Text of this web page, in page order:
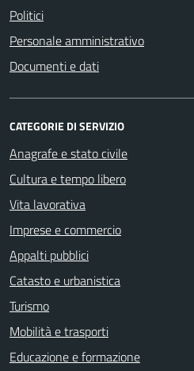
Politici
Personale amministrativo
Documenti e dati
CATEGORIE DI SERVIZIO
Anagrafe e stato civile
Cultura e tempo libero
Vita lavorativa
Imprese e commercio
Appalti pubblici
Catasto e urbanistica
Turismo
Mobilità e trasporti
Educazione e formazione